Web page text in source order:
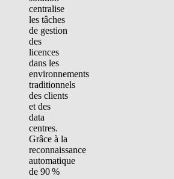
centralise
les tâches
de gestion
des
licences
dans les
environnements
traditionnels
des clients
et des
data
centres.
Grâce à la
reconnaissance
automatique
de 90 %